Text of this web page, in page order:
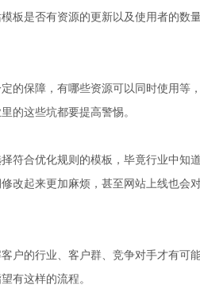
板是否有资源的更新以及使用者的数
的保障，有哪些资源可以同时使用等
的这些坑都要提高警惕。
符合优化规则的模板，毕竟行业中知
改起来更加麻烦，甚至网站上线也会
户的行业、客户群、竞争对手才有可
有这样的流程。